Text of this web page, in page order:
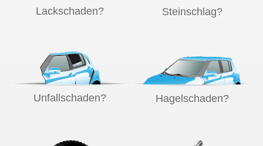
Lackschaden? Steinschlag?
Unfallschaden? Hagelschaden?